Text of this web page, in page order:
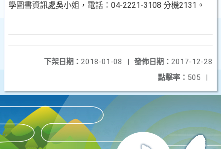
學圖書資訊處吳小姐，電話：04-2221-3108 分機2131。
發佈日期： 2017-12-28
下架日期： 2018-01-08
|
點擊率： 505 |